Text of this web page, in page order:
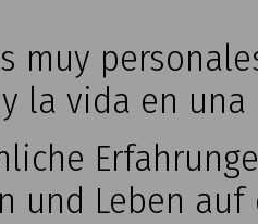
muy
la vida en
und Leben